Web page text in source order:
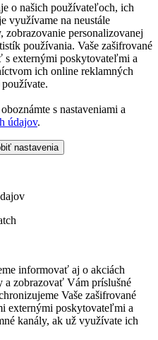
o našich používateľoch, ich
využívame na neustále
zobrazovanie personalizovanej
používania. Vaše zašifrované
s externými poskytovateľmi a
ich online reklamných
s nastaveniami a
údajov.
nastavenia
informovať aj o akciách
a zobrazovať Vám príslušné
Vaše zašifrované
externými poskytovateľmi a
kanály, ak už využívate ich